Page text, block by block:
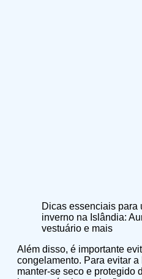
Dicas essenciais para
inverno na Islândia:
vestuário e mais
Além disso, é importante
congelamento. Para evitar a
manter-se seco e protegido